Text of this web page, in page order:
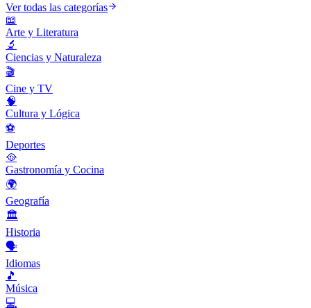
Ver todas las categorías
📖
Arte y Literatura
🔬
Ciencias y Naturaleza
🎬
Cine y TV
🧠
Cultura y Lógica
⚽
Deportes
🥘
Gastronomía y Cocina
🌍
Geografía
🏛️
Historia
🗣️
Idiomas
🎵
Música
💻